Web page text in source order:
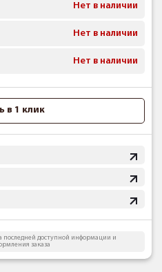
Нет в наличии
Нет в наличии
Нет в наличии
в 1 клик
последней доступной информации и
заказа